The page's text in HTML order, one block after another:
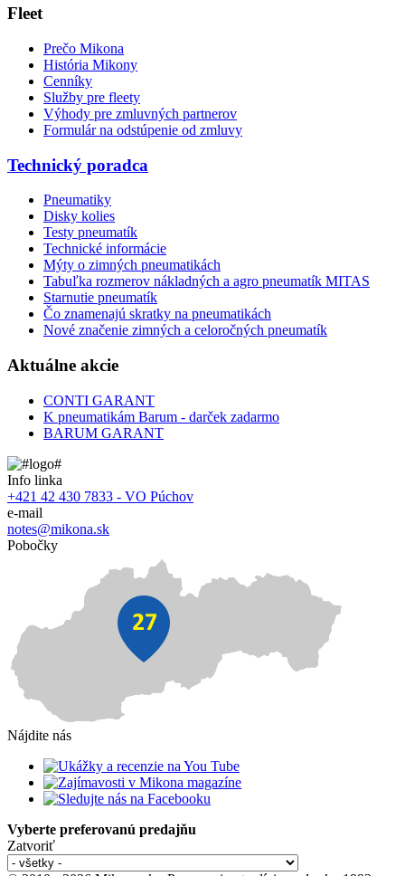
Fleet
Prečo Mikona
História Mikony
Cenníky
Služby pre fleety
Výhody pre zmluvných partnerov
Formulár na odstúpenie od zmluvy
Technický poradca
Pneumatiky
Disky kolies
Testy pneumatík
Technické informácie
Mýty o zimných pneumatikách
Tabuľka rozmerov nákladných a agro pneumatík MITAS
Starnutie pneumatík
Čo znamenajú skratky na pneumatikách
Nové značenie zimných a celoročných pneumatík
Aktuálne akcie
CONTI GARANT
K pneumatikám Barum - darček zadarmo
BARUM GARANT
Info linka
+421 42 430 7833 - VO Púchov
e-mail
notes@mikona.sk
Pobočky
Nájdite nás
Vyberte preferovanú predajňu
Zatvoriť